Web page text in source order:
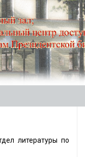
литературы по